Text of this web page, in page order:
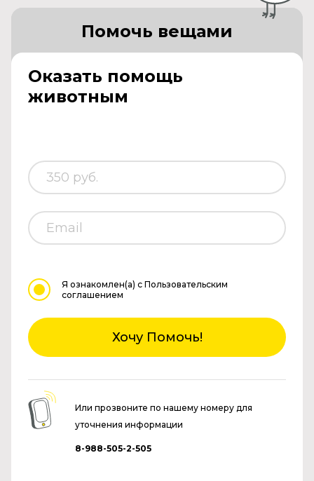
Оказать помощь
животным
Помочь вещами
Я ознакомлен(а) с Пользовательским
соглашением
Хочу Помочь!
Или прозвоните по нашему номеру для
уточнения информации
8-988-505-2-505